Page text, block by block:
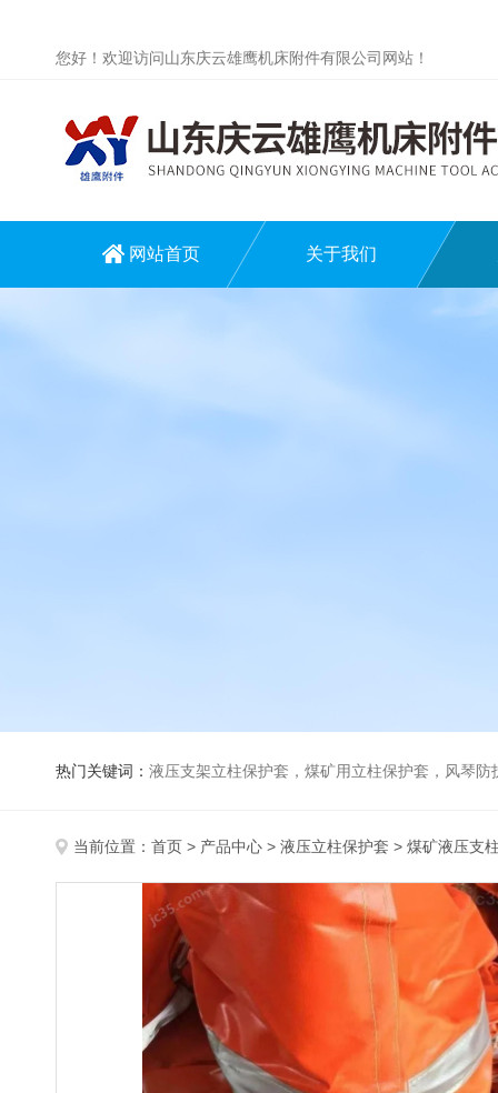
您好！欢迎访问山东庆云雄鹰机床附件有限公司网站！
网站首页 关于我们
热门关键词： 液压支架立柱保护套，煤矿用立柱保护套，风琴
当前位置： 首页 > 产品中心 > 液压立柱保护套 > 煤矿液压支